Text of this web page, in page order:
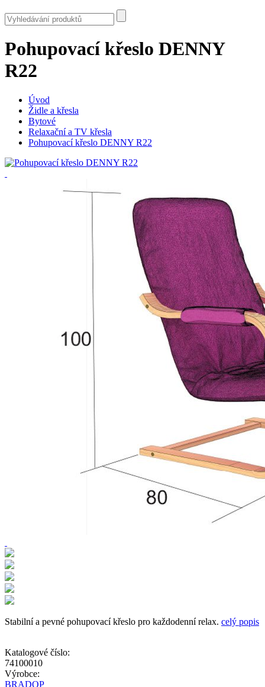
Pohupovací křeslo DENNY
R22
Úvod
Židle a křesla
Bytové
Relaxační a TV křesla
Pohupovací křeslo DENNY R22
Stabilní a pevné pohupovací křeslo pro každodenní relax. celý popis
Katalogové číslo:
74100010
Výrobce:
BRADOP